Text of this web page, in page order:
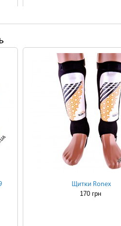
Щитки Ronex
170 грн